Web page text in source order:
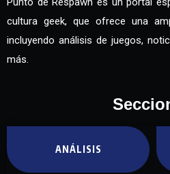
cultura geek, que ofrece una
incluyendo análisis de juegos,
más.
ANÁLISIS